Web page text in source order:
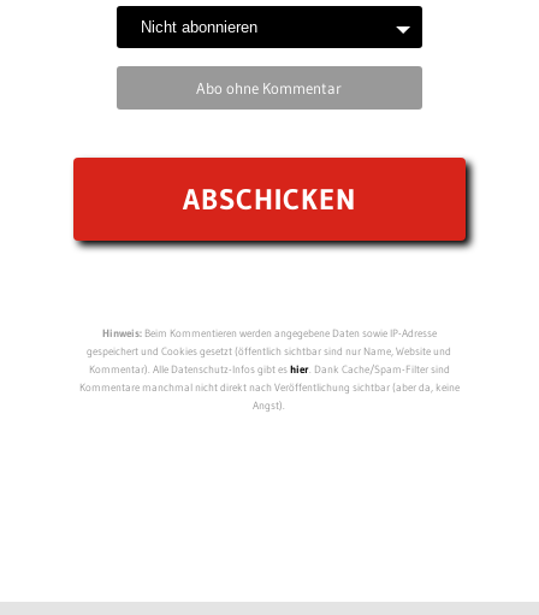
Abo ohne Kommentar
Hinweis:Beim Kommentieren werden angegebene Daten sowie IP-Adresse
gespeichert und Cookies gesetzt (öffentlich sichtbar sind nur Name, Website und
Kommentar). Alle Datenschutz-Infos gibt eshier. Dank Cache/Spam-Filter sind
Kommentare manchmal nicht direkt nach Veröffentlichung sichtbar (aber da, keine
Angst).